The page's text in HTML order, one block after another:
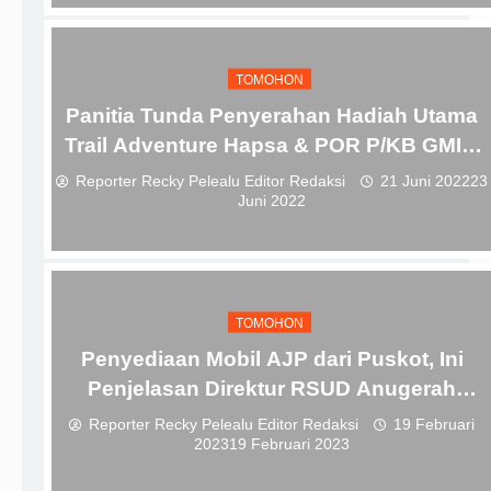
TOMOHON
Panitia Tunda Penyerahan Hadiah Utama
Trail Adventure Hapsa & POR P/KB GMIM
2022
Reporter Recky Pelealu Editor Redaksi 21 Juni 202223
Juni 2022
TOMOHON
Penyediaan Mobil AJP dari Puskot, Ini
Penjelasan Direktur RSUD Anugerah
Tomohon
Reporter Recky Pelealu Editor Redaksi
19 Februari
202319 Februari 2023